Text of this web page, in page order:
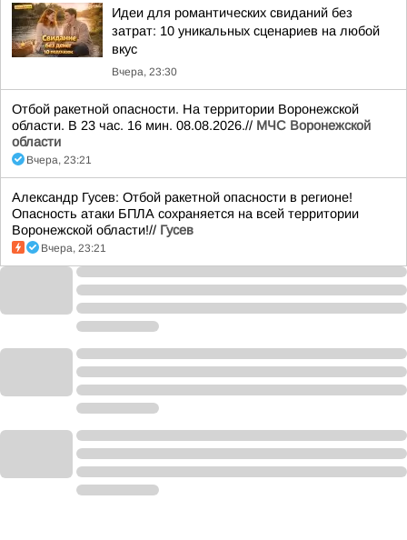
Идеи для романтических свиданий без
затрат: 10 уникальных сценариев на любой
вкус
Вчера, 23:30
Отбой ракетной опасности. На территории Воронежской
области. В 23 час. 16 мин. 08.08.2026.// МЧС Воронежской
области
Вчера, 23:21
Александр Гусев: Отбой ракетной опасности в регионе!
Опасность атаки БПЛА сохраняется на всей территории
Воронежской области!// Гусев
Вчера, 23:21